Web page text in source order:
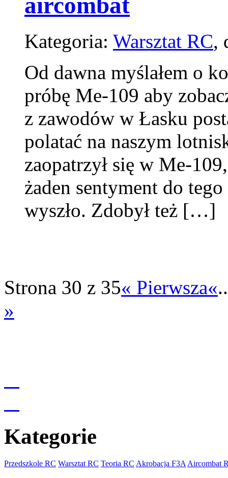
Kategoria: Warsztat RC,
Od dawna myślałem o
próbę Me-109 aby
z zawodów w Łasku
polatać na naszym
zaopatrzył się w Me-
żaden sentyment do
wyszło. Zdobył też […]
Strona 30 z 35« Pierwsza«
»
Kategorie
Przedszkole RC Warsztat RC Teoria RC Akrobacja F3A Aircombat